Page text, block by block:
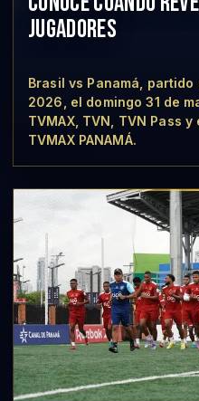
JUGADORES
Brasil vs Panamá,
2026, el domingo 31 de
TVMAX, TVN, TVN Pass
TVMAX PANAMÁ.